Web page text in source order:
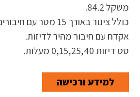
משקל 84.2.
כולל צינור באורך 15 מטר עם חיבורים מהירים.
אקדח עם חיבור מהיר לדיזות.
סט דיזות 0,15,25,40 מעלות.
למידע ורכישה